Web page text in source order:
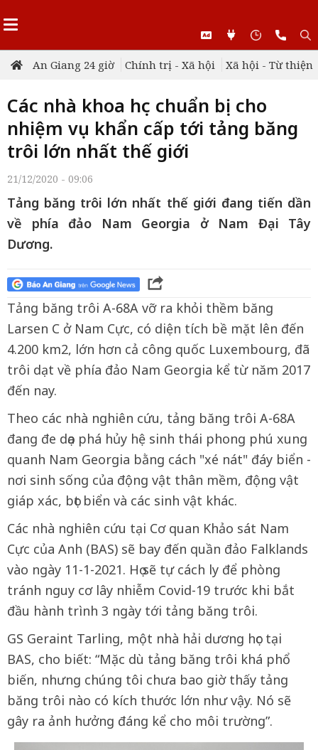
An Giang 24 giờ Chính trị - Xã hội Xã hội - Từ thiện
Các nhà khoa học chuẩn bị cho
nhiệm vụ khẩn cấp tới tảng băng
trôi lớn nhất thế giới
21/12/2020 - 09:06
Tảng băng trôi lớn nhất thế giới đang tiến dần
về phía đảo Nam Georgia ở Nam Đại Tây
Dương.
Tảng băng trôi A-68A vỡ ra khỏi thềm băng
Larsen C ở Nam Cực, có diện tích bề mặt lên đến
4.200 km2, lớn hơn cả công quốc Luxembourg, đã
trôi dạt về phía đảo Nam Georgia kể từ năm 2017
đến nay.
Theo các nhà nghiên cứu, tảng băng trôi A-68A
đang đe dọa phá hủy hệ sinh thái phong phú xung
quanh Nam Georgia bằng cách "xé nát" đáy biển -
nơi sinh sống của động vật thân mềm, động vật
giáp xác, bọt biển và các sinh vật khác.
Các nhà nghiên cứu tại Cơ quan Khảo sát Nam
Cực của Anh (BAS) sẽ bay đến quần đảo Falklands
vào ngày 11-1-2021. Họ sẽ tự cách ly để phòng
tránh nguy cơ lây nhiễm Covid-19 trước khi bắt
đầu hành trình 3 ngày tới tảng băng trôi.
GS Geraint Tarling, một nhà hải dương học tại
BAS, cho biết: “Mặc dù tảng băng trôi khá phổ
biến, nhưng chúng tôi chưa bao giờ thấy tảng
băng trôi nào có kích thước lớn như vậy. Nó sẽ
gây ra ảnh hưởng đáng kể cho môi trường”.